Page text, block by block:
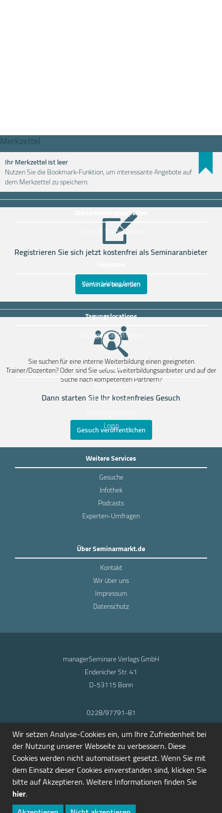
Merkzettel
Ihr Merkzettel ist leer
Nutzen Sie die Bookmark-Funktion, um interessante Angebote auf
dem Merkzettel zu speichern.
Registrieren Sie sich jetzt kostenfrei als Seminaranbieter
Seminare bewerben
Sie suchen für eine interne Weiterbildung einen geeigneten
Trainer/Dozenten? Oder sind Sie selbst Weiterbildungsanbieter und auf der
Suche nach kompetenten Partnern?
Dann starten Sie Ihr kostenfreies Gesuch
Gesuch veröffentlichen
Weiterbildung einfach finden
Weiterbildungsexperten
Coach & Trainer finden
Weiterbildung finden
Tagungslocations
Tagungslocation finden
Anbieter
Mediadaten
Anbieter werden
Login
Weitere Services
Gesuche
Infothek
Podcasts
Experten-Umfragen
Über Seminarmarkt.de
Kontakt
Wir über uns
Impressum
Datenschutz
managerSeminare Verlags GmbH
Endenicher Str. 41
D-53115 Bonn
0228/97791-81
info@seminarmarkt.de
© 2001-2026
Wir setzen Analyse-Cookies ein, um Ihre Zufriedenheit bei
der Nutzung unserer Webseite zu verbessern. Diese
Cookies werden nicht automatisiert gesetzt. Wenn Sie mit
dem Einsatz dieser Cookies einverstanden sind, klicken Sie
bitte auf Akzeptieren. Weitere Informationen finden Sie
hier.